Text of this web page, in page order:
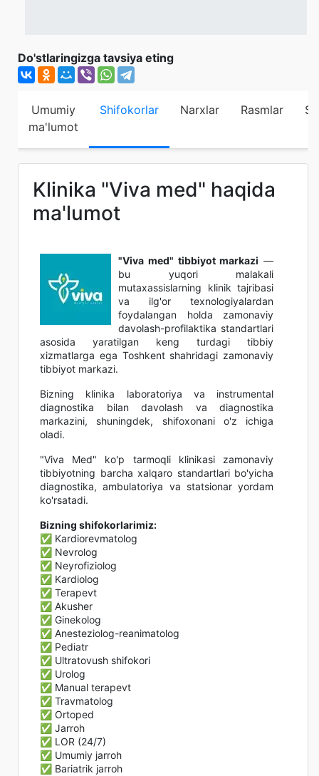
Do'stlaringizga tavsiya eting
Umumiy
ma'lumot
Shifokorlar Narxlar Rasmlar
Klinika "Viva med" haqida
ma'lumot
"Viva med" tibbiyot markazi —
bu yuqori malakali
mutaxassislarning klinik tajribasi
va ilg'or texnologiyalardan
foydalangan holda zamonaviy
davolash-profilaktika standartlari
asosida yaratilgan keng turdagi tibbiy
xizmatlarga ega Toshkent shahridagi zamonaviy
tibbiyot markazi.
Bizning klinika laboratoriya va instrumental
diagnostika bilan davolash va diagnostika
markazini, shuningdek, shifoxonani o'z ichiga
oladi.
"Viva Med" ko'p tarmoqli klinikasi zamonaviy
tibbiyotning barcha xalqaro standartlari bo'yicha
diagnostika, ambulatoriya va statsionar yordam
ko'rsatadi.
Bizning shifokorlarimiz:
✅ Kardiorevmatolog
✅ Nevrolog
✅ Neyrofiziolog
✅ Kardiolog
✅ Terapevt
✅ Akusher
✅ Ginekolog
✅ Anesteziolog-reanimatolog
✅ Pediatr
✅ Ultratovush shifokori
✅ Urolog
✅ Manual terapevt
✅ Travmatolog
✅ Ortoped
✅ Jarroh
✅ LOR (24/7)
✅ Umumiy jarroh
✅ Bariatrik jarroh